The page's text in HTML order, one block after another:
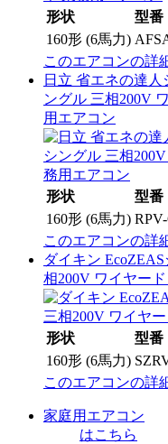
形状 型番
160形 (6馬力)
このエアコンの詳
日立 省エネの達
ングル 三相200V
用エアコン
形状 型番
160形 (6馬力)
このエアコンの詳
ダイキン
相200V ワイヤー
形状 型番
160形 (6馬力)
このエアコンの詳
家庭用エアコン
はこちら